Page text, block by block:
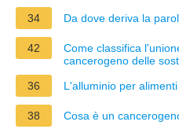
34 Da dove deriva la
42
Come classifica
cancerogeno delle
36
L'alluminio per
38 Cosa è un